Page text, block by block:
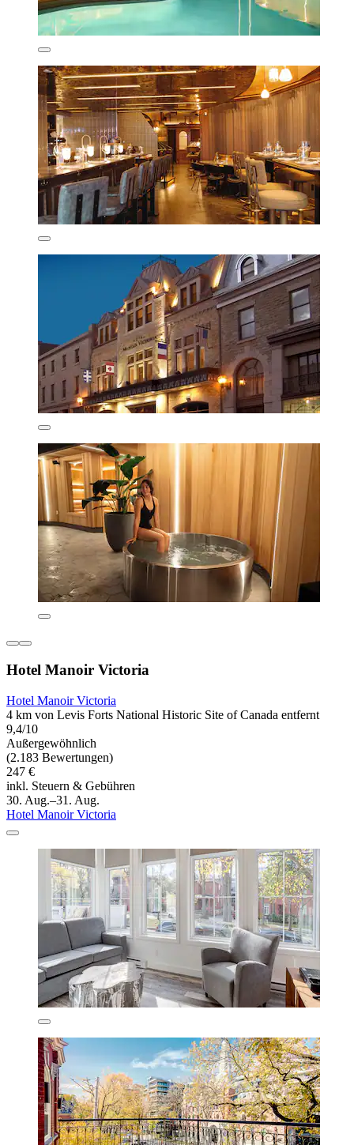
Hotel Manoir Victoria
Hotel Manoir Victoria
4 km von Levis Forts National Historic Site of Canada entfernt
9,4/10
Außergewöhnlich
(2.183 Bewertungen)
247 €
inkl. Steuern & Gebühren
30. Aug.–31. Aug.
Hotel Manoir Victoria